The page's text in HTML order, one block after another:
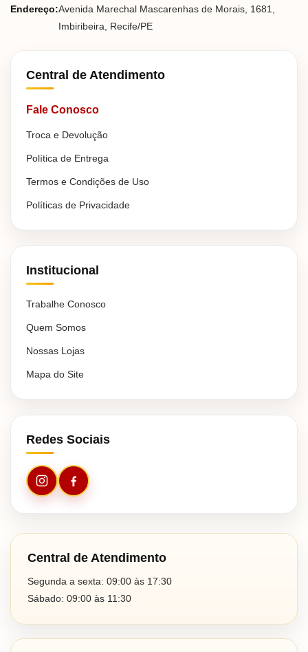
Endereço:Avenida Marechal Mascarenhas de Morais, 1681,
Imbiribeira, Recife/PE
Central de Atendimento
Fale Conosco
Troca e Devolução
Política de Entrega
Termos e Condições de Uso
Políticas de Privacidade
Institucional
Trabalhe Conosco
Quem Somos
Nossas Lojas
Mapa do Site
Redes Sociais
Central de Atendimento
Segunda a sexta: 09:00 às 17:30
Sábado: 09:00 às 11:30